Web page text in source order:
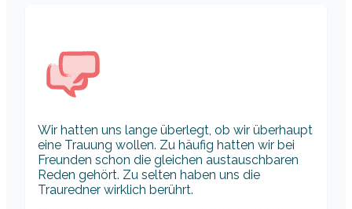
Wir hatten uns lange überlegt, ob wir überhaupt
eine Trauung wollen. Zu häufig hatten wir bei
Freunden schon die gleichen austauschbaren
Reden gehört. Zu selten haben uns die
Trauredner wirklich berührt.